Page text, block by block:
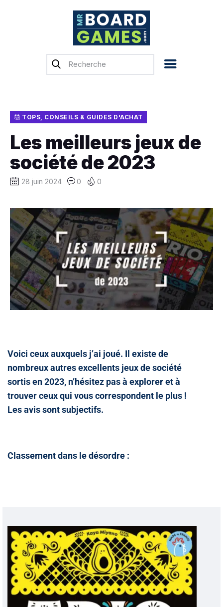
Accueil
Previews
Tops, Conseils &
Guides d’achat
Financement
participatif
TOPS, CONSEILS & GUIDES D'ACHAT
Les meilleurs jeux de
société de 2023
28 juin 2024 0 0
Voici ceux auxquels j’ai joué. Il existe de
nombreux autres excellents jeux de société
sortis en 2023, n’hésitez pas à explorer et à
trouver ceux qui vous correspondent le plus !
Les avis sont subjectifs.
Classement dans le désordre :